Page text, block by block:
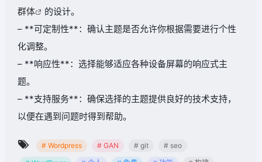
群体
的设计。
– **可定制性**：确认主题是否允许你根据需要进行个性
化调整。
– **响应性**：选择能够适应各种设备屏幕的响应式主
题。
– **支持服务**：确保选择的主题提供良好的技术支持，
以便在遇到问题时得到帮助。
# Wordpress # GAN # git
# seo